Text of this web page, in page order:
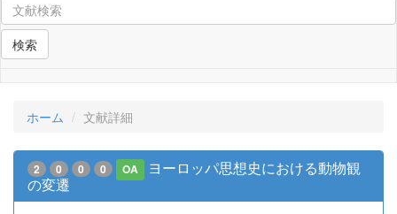
検索
ホーム 文献詳細
2 0 0 0 OA
ヨーロッパ思想史における動物観
の変遷